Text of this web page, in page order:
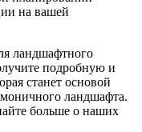
на вашей
ландшафтного
подробную и
станет основой
ландшафта.
больше о наших